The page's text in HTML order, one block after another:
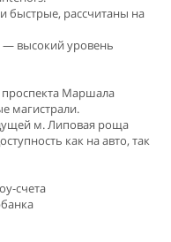
быстрые, рассчитаны на
высокий уровень
Маршала
магистрали.
м. Липовая роща
как на авто, так
счета